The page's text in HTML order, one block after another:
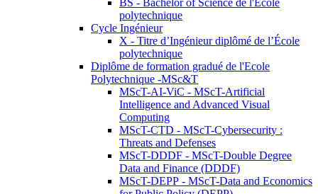
BS - Bachelor of Science de l'Ecole
polytechnique
Cycle Ingénieur
X - Titre d’Ingénieur diplômé de l’École
polytechnique
Diplôme de formation gradué de l'Ecole
Polytechnique -MSc&T
MScT-AI-ViC - MScT-Artificial
Intelligence and Advanced Visual
Computing
MScT-CTD - MScT-Cybersecurity :
Threats and Defenses
MScT-DDDF - MScT-Double Degree
Data and Finance (DDDF)
MScT-DEPP - MScT-Data and Economics